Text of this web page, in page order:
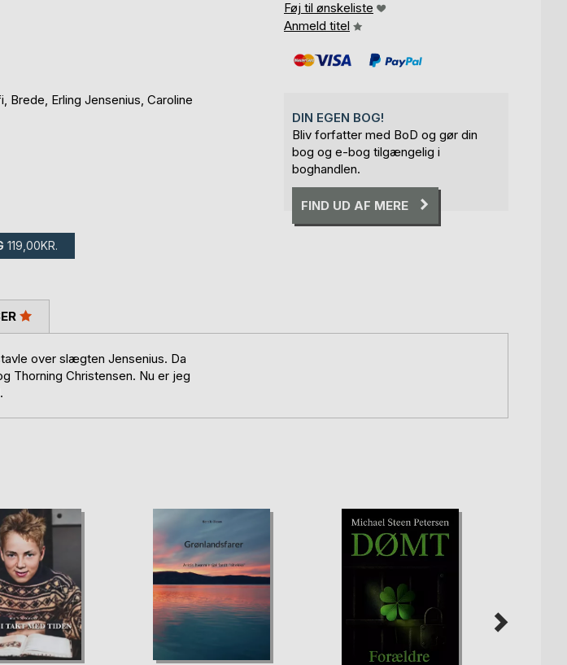
Brede, Erling Jensenius, Caroline
119,00KR.
Føj til ønskeliste
Anmeld titel
DIN EGEN BOG!
Bliv forfatter med BoD og gør din
bog og e-bog tilgængelig i
boghandlen.
FIND UD AF MERE
over slægten Jensenius. Da
Christensen. Nu er jeg